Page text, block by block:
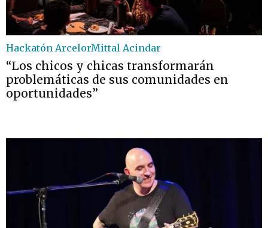
Hackatón ArcelorMittal Acindar
“Los chicos y chicas transformarán
problemáticas de sus comunidades en
oportunidades”